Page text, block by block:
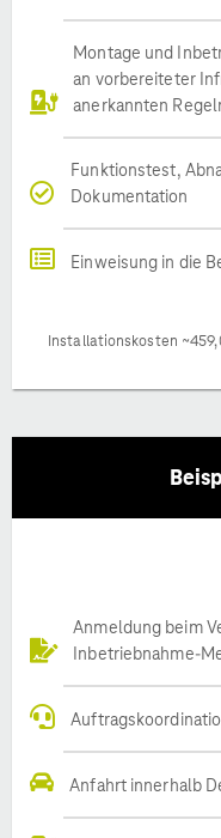
Montage und
an vorbereiteter
anerkannten
Funktionstest,
Dokumentation
Einweisung in die
Installationskosten
Anmeldung beim
Inbetriebnahme-
Anfahrt innerhalb